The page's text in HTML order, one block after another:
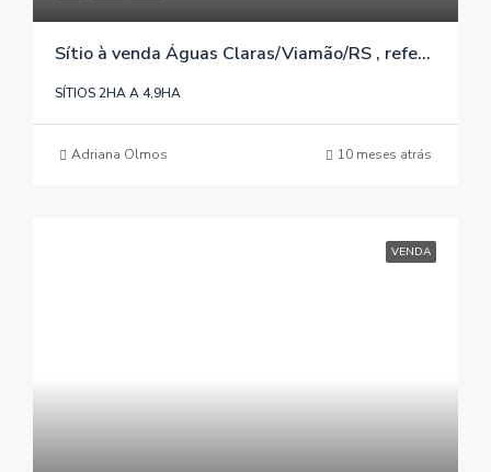
Sítio à venda Águas Claras/Viamão/RS , referência 1225
SÍTIOS 2HA A 4,9HA
Adriana Olmos 10 meses atrás
VENDA